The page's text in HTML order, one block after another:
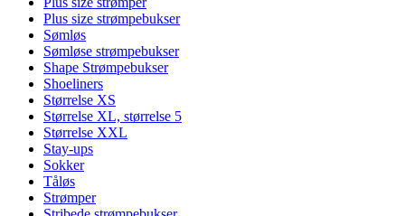
Plus size strømpebukser
Sømløs
Sømløse strømpebukser
Shape Strømpebukser
Shoeliners
Størrelse XS
Størrelse XL, størrelse 5
Størrelse XXL
Stay-ups
Sokker
Tåløs
Strømper